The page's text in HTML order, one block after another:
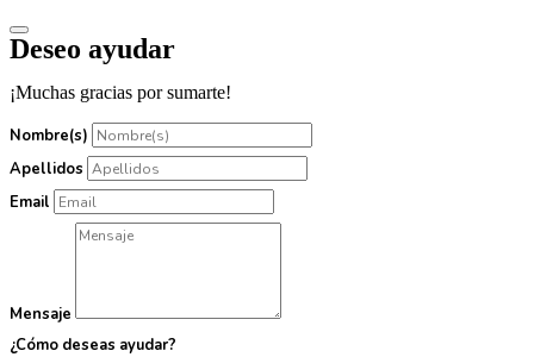
Deseo ayudar
¡Muchas gracias por sumarte!
Nombre(s)
Apellidos
Email
Mensaje
¿Cómo deseas ayudar?